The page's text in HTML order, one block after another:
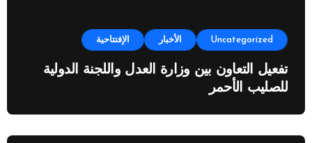
Uncategorized الأخبار الإفتتاحية
تفعيل التعاون بين وزارة العدل واللجنة الدولية
للصليب الأحمر